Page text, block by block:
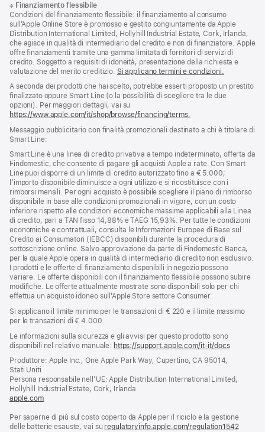
di
pagina
a
piè
di
pagina
※ Finanziamento flessibile
Condizioni del finanziamento flessibile: il finanziamento al consumo
sull’Apple Online Store è promosso e gestito congiuntamente da Apple
Distribution International Limited, Hollyhill Industrial Estate, Cork, Irlanda,
che agisce in qualità di intermediario del credito e non di finanziatore. Apple
offre finanziamenti tramite una gamma limitata di fornitori di servizi di
credito. Soggetto a requisiti di idoneità, presentazione della richiesta e
valutazione del merito creditizio. Si applicano termini e condizioni.
A seconda dei prodotti che hai scelto, potrebbe esserti proposto un prestito
finalizzato oppure Smart Line (o la possibilità di scegliere tra le due
opzioni). Per maggiori dettagli, vai su
https://www.apple.com/it/shop/browse/financing/terms.
Messaggio pubblicitario con finalità promozionali destinato a chi è titolare di
Smart Line:
Smart Line è una linea di credito privativa a tempo indeterminato, offerta da
Findomestic, che consente di pagare gli acquisti Apple a rate. Con Smart
Line puoi disporre di un limite di credito autorizzato fino a € 5.000;
l’importo disponibile diminuisce a ogni utilizzo e si ricostituisce con i
rimborsi mensili. Per ogni acquisto è possibile scegliere il piano di rimborso
disponibile in base alle condizioni promozionali in vigore, con un costo
inferiore rispetto alle condizioni economiche massime applicabili alla Linea
di credito, pari a TAN fisso 14,88% e TAEG 15,93%. Per tutte le condizioni
economiche e contrattuali, consulta le Informazioni Europee di Base sul
Credito ai Consumatori (IEBCC) disponibili durante la procedura di
sottoscrizione online. Salvo approvazione da parte di Findomestic Banca,
per la quale Apple opera in qualità di intermediario di credito non esclusivo.
I prodotti e le offerte di finanziamento disponibili in negozio possono
variare. Le offerte disponibili con il finanziamento flessibile possono subire
modifiche. Le offerte attualmente mostrate sono disponibili solo per chi
effettua un acquisto idoneo sull’Apple Store settore Consumer.
Si applicano il limite minimo per le transazioni di € 220 e il limite massimo
per le transazioni di € 4.000.
Le informazioni sulla sicurezza e gli avvisi per questo prodotto sono
disponibili nel relativo manuale: https://support.apple.com/it-it/docs(si
finestra)
Produttore: Apple Inc., One Apple Park Way, Cupertino, CA 95014,
Stati Uniti
Persona responsabile nell’UE: Apple Distribution International Limited,
Hollyhill Industrial Estate, Cork, Irlanda
apple.com(si
una
nuova
Per saperne di più sul costo coperto da Apple per il riciclo e la gestione
delle batterie esauste, vai su regulatoryinfo.apple.com/regulation1542(si